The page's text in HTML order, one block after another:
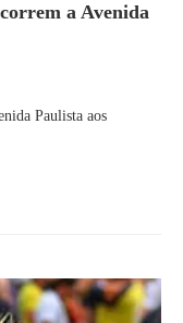
a Avenida
Paulista aos